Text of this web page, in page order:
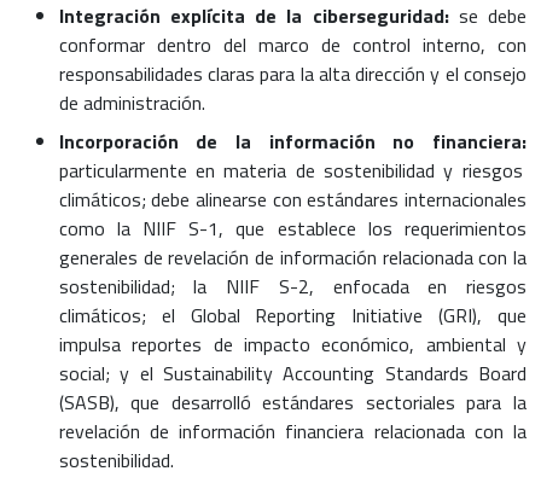
Integración explícita de la ciberseguridad:se debe
conformar dentro del marco de control interno, con
responsabilidades claras para la alta dirección y el consejo
de administración.
Incorporación de la información no financiera:
particularmente en materia de sostenibilidad y riesgos
climáticos; debe alinearse con estándares internacionales
como la NIIF S-1, que establece los requerimientos
generales de revelación de información relacionada con la
sostenibilidad; la NIIF S-2, enfocada en riesgos
climáticos; el Global Reporting Initiative (GRI), que
impulsa reportes de impacto económico, ambiental y
social; y el Sustainability Accounting Standards Board
(SASB), que desarrolló estándares sectoriales para la
revelación de información financiera relacionada con la
sostenibilidad.